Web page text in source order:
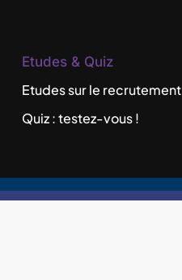
Etudes & Quiz
Etudes sur le recrutement
Quiz : testez-vous !